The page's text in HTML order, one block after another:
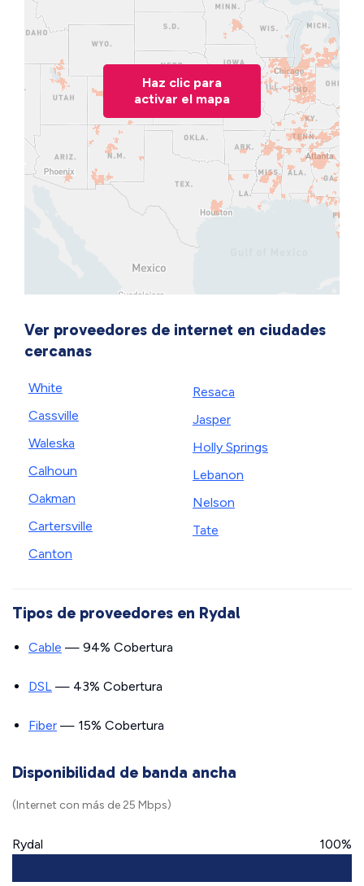
Haz clic para
activar el mapa
Ver proveedores de internet en ciudades
cercanas
White
Cassville
Waleska
Calhoun
Oakman
Cartersville
Canton
Resaca
Jasper
Holly Springs
Lebanon
Nelson
Tate
Tipos de proveedores en Rydal
Cable — 94% Cobertura
DSL — 43% Cobertura
Fiber — 15% Cobertura
Disponibilidad de banda ancha
(Internet con más de 25 Mbps)
Rydal 100%